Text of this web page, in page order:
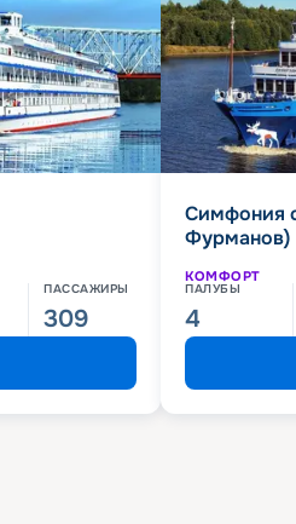
ПАССАЖИРЫ
309
Симфония
Фурманов)
КОМФОРТ
ПАЛУБЫ
4